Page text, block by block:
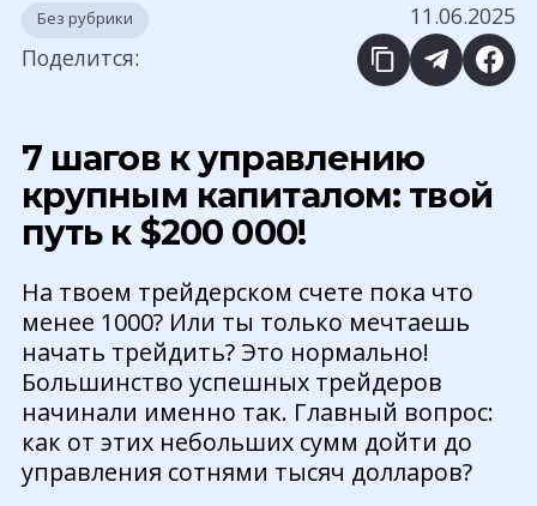
Без рубрики
11.06.2025
Поделится:
7 шагов к управлению
крупным капиталом: твой
путь к $200 000!
На твоем трейдерском счете пока что
менее 1000? Или ты только мечтаешь
начать трейдить? Это нормально!
Большинство успешных трейдеров
начинали именно так. Главный вопрос:
как от этих небольших сумм дойти до
управления сотнями тысяч долларов?